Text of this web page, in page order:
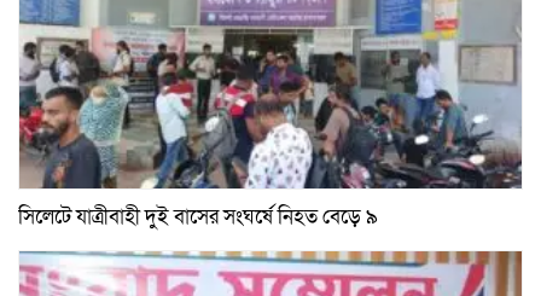
সিলেটে যাত্রীবাহী দুই বাসের সংঘর্ষে নিহত বেড়ে ৯